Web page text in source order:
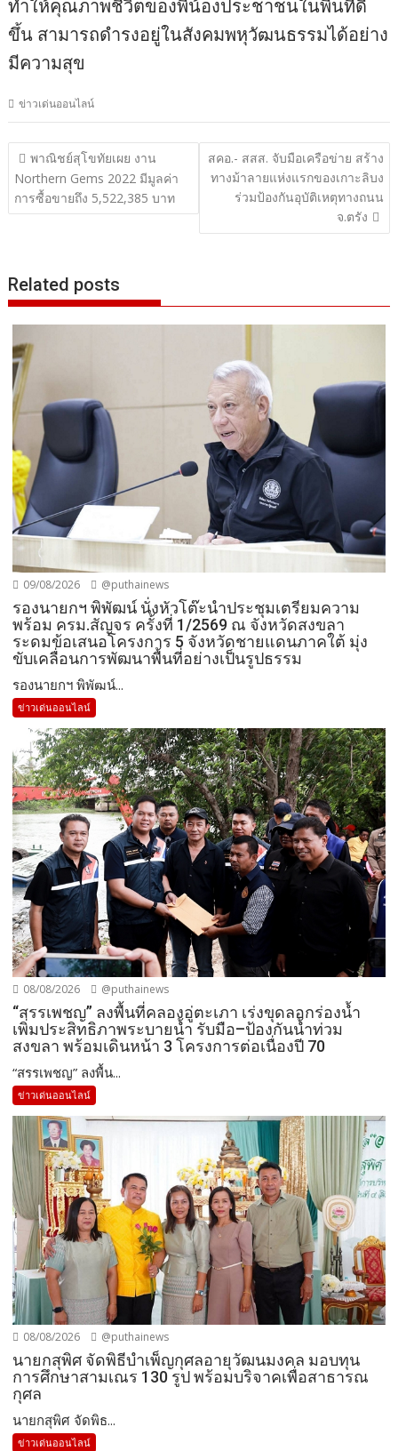
ทำให้คุณภาพชีวิตของพี่น้องประชาชนในพื้นที่ดี
ขึ้น สามารถดำรงอยู่ในสังคมพหุวัฒนธรรมได้อย่าง
มีความสุข
ข่าวเด่นออนไลน์
แนะแนว
เรื่อง
พาณิชย์สุโขทัยเผย งาน
Northern Gems 2022 มีมูลค่า
การซื้อขายถึง 5,522,385 บาท
สคอ.- สสส. จับมือเครือข่าย สร้าง
ทางม้าลายแห่งแรกของเกาะลิบง
ร่วมป้องกันอุบัติเหตุทางถนน
จ.ตรัง
Related posts
09/08/2026 @puthainews
รองนายกฯ พิพัฒน์ นั่งหัวโต๊ะนำประชุมเตรียมความ
พร้อม ครม.สัญจร ครั้งที่ 1/2569 ณ จังหวัดสงขลา
ระดมข้อเสนอโครงการ 5 จังหวัดชายแดนภาคใต้ มุ่ง
ขับเคลื่อนการพัฒนาพื้นที่อย่างเป็นรูปธรรม
รองนายกฯ พิพัฒน์...
ข่าวเด่นออนไลน์
08/08/2026 @puthainews
“สรรเพชญ” ลงพื้นที่คลองอู่ตะเภา เร่งขุดลอกร่องน้ำ
เพิ่มประสิทธิภาพระบายน้ำ รับมือ–ป้องกันน้ำท่วม
สงขลา พร้อมเดินหน้า 3 โครงการต่อเนื่องปี 70
“สรรเพชญ” ลงพื้น...
ข่าวเด่นออนไลน์
08/08/2026 @puthainews
นายกสุพิศ จัดพิธีบำเพ็ญกุศลอายุวัฒนมงคล มอบทุน
การศึกษาสามเณร 130 รูป พร้อมบริจาคเพื่อสาธารณ
กุศล
นายกสุพิศ จัดพิธ...
ข่าวเด่นออนไลน์